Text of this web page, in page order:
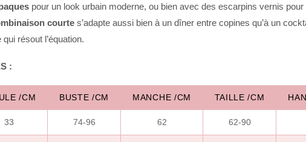
pour un look urbain moderne, ou bien avec des escarpins vernis
courte s’adapte aussi bien à un dîner entre copines qu’à un
résout l’équation.
:
/CM BUSTE /CM MANCHE /CM TAILLE /CM
33 74-96 62 62-90